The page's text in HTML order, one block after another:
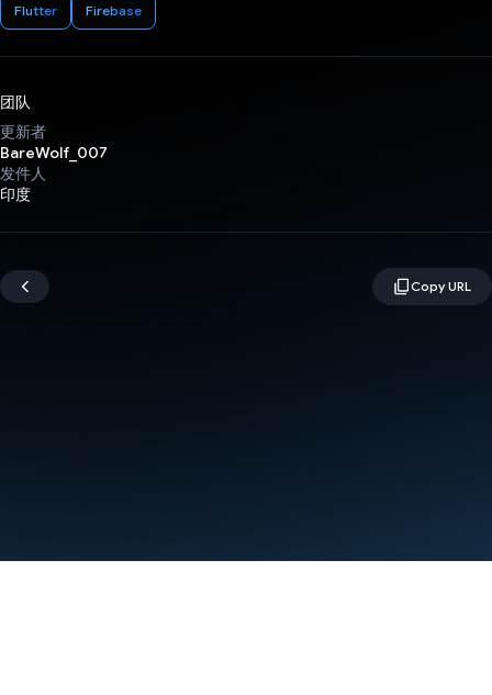
Flutter Firebase
团队
更新者
BareWolf_007
发件人
印度